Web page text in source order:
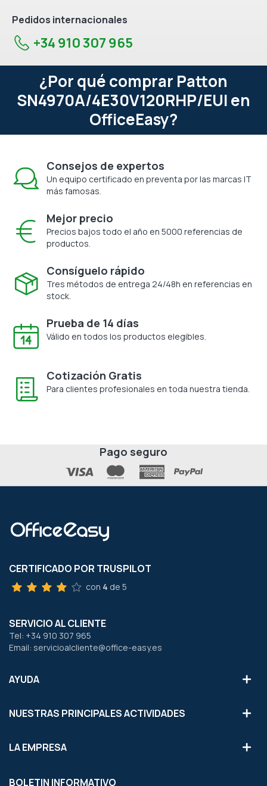
Pedidos internacionales
+34 910 307 965
¿Por qué comprar Patton
SN4970A/4E30V120RHP/EUI en
OfficeEasy?
Consejos de expertos
Un equipo certificado en preventa por las marcas IT
más famosas.
Mejor precio
Precios bajos todo el año en 5000 referencias de
productos.
Consíguelo rápido
Tres métodos de entrega 24/48h en referencias en
stock.
Prueba de 14 días
Válido en todos los productos elegibles.
Cotización Gratis
Para clientes profesionales en toda nuestra tienda.
Pago seguro
CERTIFICADO POR TRUSPILOT
con 4 de 5
SERVICIO AL CLIENTE
Tel: +34 910 307 965
Email: servicioalcliente@office-easy.es
AYUDA
NUESTRAS PRINCIPALES ACTIVIDADES
LA EMPRESA
BOLETIN INFORMATIVO